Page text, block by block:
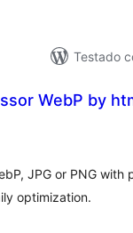
Testado
WebP by
JPG or PNG with
optimization.